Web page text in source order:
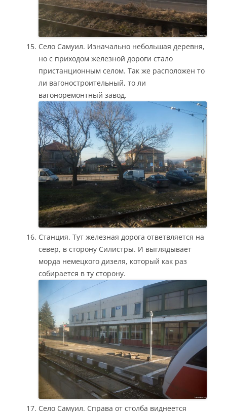
Село Самуил. Изначально небольшая деревня,
но с приходом железной дороги стало
пристанционным селом. Так же расположен то
ли вагоностроительный, то ли
вагоноремонтный завод.
Станция. Тут железная дорога ответвляется на
север, в сторону Силистры. И выглядывает
морда немецкого дизеля, который как раз
собирается в ту сторону.
Село Самуил. Справа от столба виднеется